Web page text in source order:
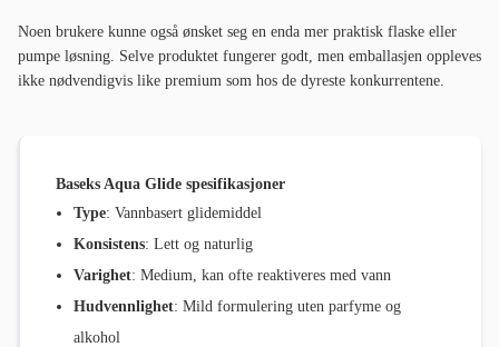
Noen brukere kunne også ønsket seg en enda mer praktisk flaske eller
pumpe løsning. Selve produktet fungerer godt, men emballasjen oppleves
ikke nødvendigvis like premium som hos de dyreste konkurrentene.
Baseks Aqua Glide spesifikasjoner
Type: Vannbasert glidemiddel
Konsistens: Lett og naturlig
Varighet: Medium, kan ofte reaktiveres med vann
Hudvennlighet: Mild formulering uten parfyme og
alkohol